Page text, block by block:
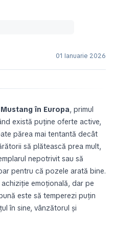
01 Ianuarie 2026
în Europa, primul
există puține oferte active,
părea mai tentantă decât
să plătească prea mult,
nepotrivit sau să
pentru că pozele arată bine.
emoțională, dar pe
este să temperezi puțin
în sine, vânzătorul și